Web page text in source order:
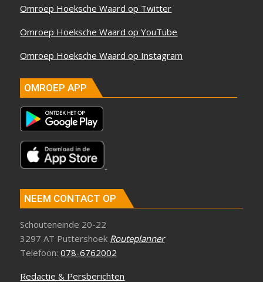
Omroep Hoeksche Waard op Twitter
Omroep Hoeksche Waard op YouTube
Omroep Hoeksche Waard op Instagram
OMROEP APP
NEEM CONTACT OP
Schouteneinde 20-22
3297 AT Puttershoek Routeplanner
Telefoon:078-6762002
Redactie & Persberichten